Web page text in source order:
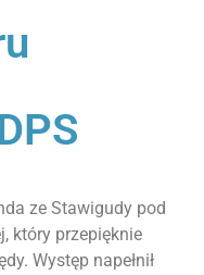
ze Stawigudy pod
który przepięknie
Występ napełnił